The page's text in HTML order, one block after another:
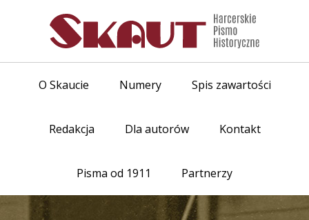
O Skaucie Numery Spis zawartości
Redakcja Dla autorów Kontakt
Pisma od 1911 Partnerzy